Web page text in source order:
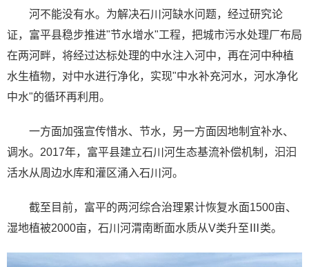
河不能没有水。为解决石川河缺水问题，经过研究论
证，富平县稳步推进"节水增水"工程，把城市污水处理厂布局
在两河畔，将经过达标处理的中水注入河中，再在河中种植
水生植物，对中水进行净化，实现"中水补充河水，河水净化
中水"的循环再利用。
一方面加强宣传惜水、节水，另一方面因地制宜补水、
调水。2017年，富平县建立石川河生态基流补偿机制，汩汩
活水从周边水库和灌区涌入石川河。
截至目前，富平的两河综合治理累计恢复水面1500亩、
湿地植被2000亩，石川河渭南断面水质从V类升至Ⅲ类。